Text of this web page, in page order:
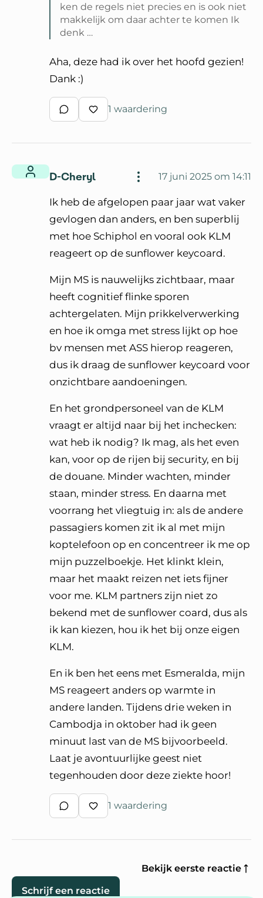
ken de regels niet precies en is ook niet
makkelijk om daar achter te komen Ik
denk …
Aha, deze had ik over het hoofd gezien!
Dank :)
Schrijf een reactie
Waardeer reactie
1 waardering
D-Cheryl 17 juni 2025 om 14:11
Ik heb de afgelopen paar jaar wat vaker
gevlogen dan anders, en ben superblij
met hoe Schiphol en vooral ook KLM
reageert op de sunflower keycoard.
Mijn MS is nauwelijks zichtbaar, maar
heeft cognitief flinke sporen
achtergelaten. Mijn prikkelverwerking
en hoe ik omga met stress lijkt op hoe
bv mensen met ASS hierop reageren,
dus ik draag de sunflower keycoard voor
onzichtbare aandoeningen.
En het grondpersoneel van de KLM
vraagt er altijd naar bij het inchecken:
wat heb ik nodig? Ik mag, als het even
kan, voor op de rijen bij security, en bij
de douane. Minder wachten, minder
staan, minder stress. En daarna met
voorrang het vliegtuig in: als de andere
passagiers komen zit ik al met mijn
koptelefoon op en concentreer ik me op
mijn puzzelboekje. Het klinkt klein,
maar het maakt reizen net iets fijner
voor me. KLM partners zijn niet zo
bekend met de sunflower coard, dus als
ik kan kiezen, hou ik het bij onze eigen
KLM.
En ik ben het eens met Esmeralda, mijn
MS reageert anders op warmte in
andere landen. Tijdens drie weken in
Cambodja in oktober had ik geen
minuut last van de MS bijvoorbeeld.
Laat je avontuurlijke geest niet
tegenhouden door deze ziekte hoor!
Schrijf een reactie
Waardeer reactie
1 waardering
Bekijk eerste reactie
Schrijf een reactie